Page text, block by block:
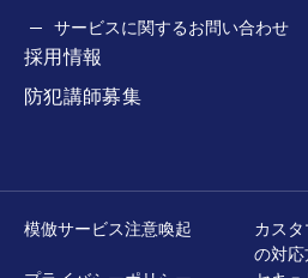
サービスに関するお問い合わせ
採用情報
防犯講師募集
模倣サービス注意喚起
カス
の対応